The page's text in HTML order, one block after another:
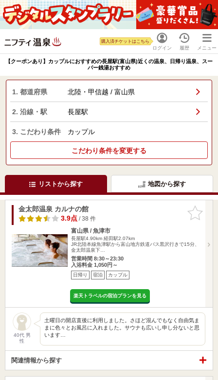
ログイン
購入済チケットはこちら
履歴 メニュー
【クーポンあり】カップルにおすすめの長屋駅(富山県)近くの温泉、日帰り温泉、スー
パー銭湯おすすめ
1. 都道府県 北陸・甲信越 / 富山県
2. 沿線・駅 長屋駅
3. こだわり条件 カップル
こだわり条件を変更する
リストから探す 地図から探す
お気に入
りに追加
金太郎温泉 カルナの館
3.9点/ 38 件
富山県 / 魚津市
長屋駅4.90km 経田駅2.07km
JR北陸本線魚津駅から富山地方鉄道バス黒沢行きで15分、
金太郎温泉下…
営業時間 8:30～23:30
入浴料金 1,050円～
日帰り 宿泊 カップル
楽天トラベルの宿泊プランを見る
40代 男
性
土曜日の開店直後に利用しました。さほど混んでもなく自由気ま
まに色々とお風呂に入れました。サウナも広いし申し分ないと思
います…
関連情報から探す